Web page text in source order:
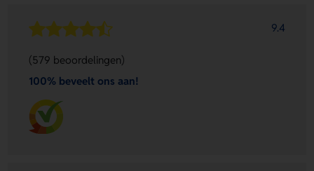
9.4
(579 beoordelingen)
100% beveelt ons aan!